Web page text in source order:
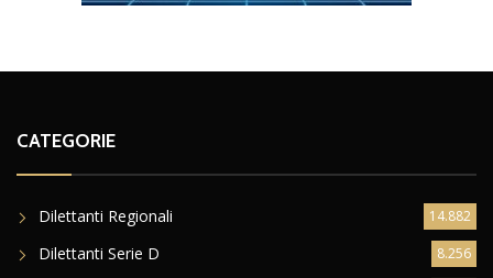
CATEGORIE
Dilettanti Regionali 14.882
Dilettanti Serie D 8.256